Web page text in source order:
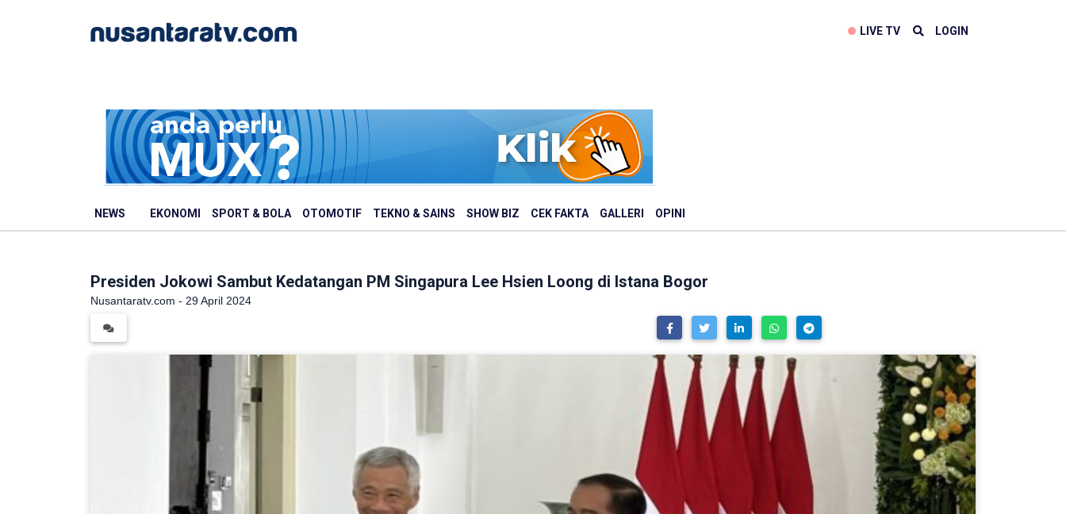
LIVE TV LOGIN
NEWS EKONOMI SPORT & BOLA OTOMOTIF TEKNO & SAINS SHOW BIZ CEK FAKTA GALLERI OPINI
Presiden Jokowi Sambut Kedatangan PM Singapura Lee Hsien Loong di Istana Bogor
Nusantaratv.com - 29 April 2024